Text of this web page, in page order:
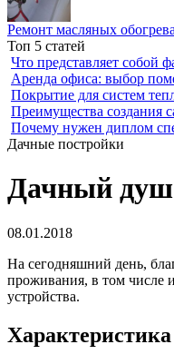
Ремонт масляных
Топ 5 статей
Что представляет собой
Аренда офиса: выбор
Покрытие для систем
Преимущества создания
Почему нужен диплом
Дачные постройки
Дачный душ
08.01.2018
На сегодняшний день,
проживания, в том числе
устройства.